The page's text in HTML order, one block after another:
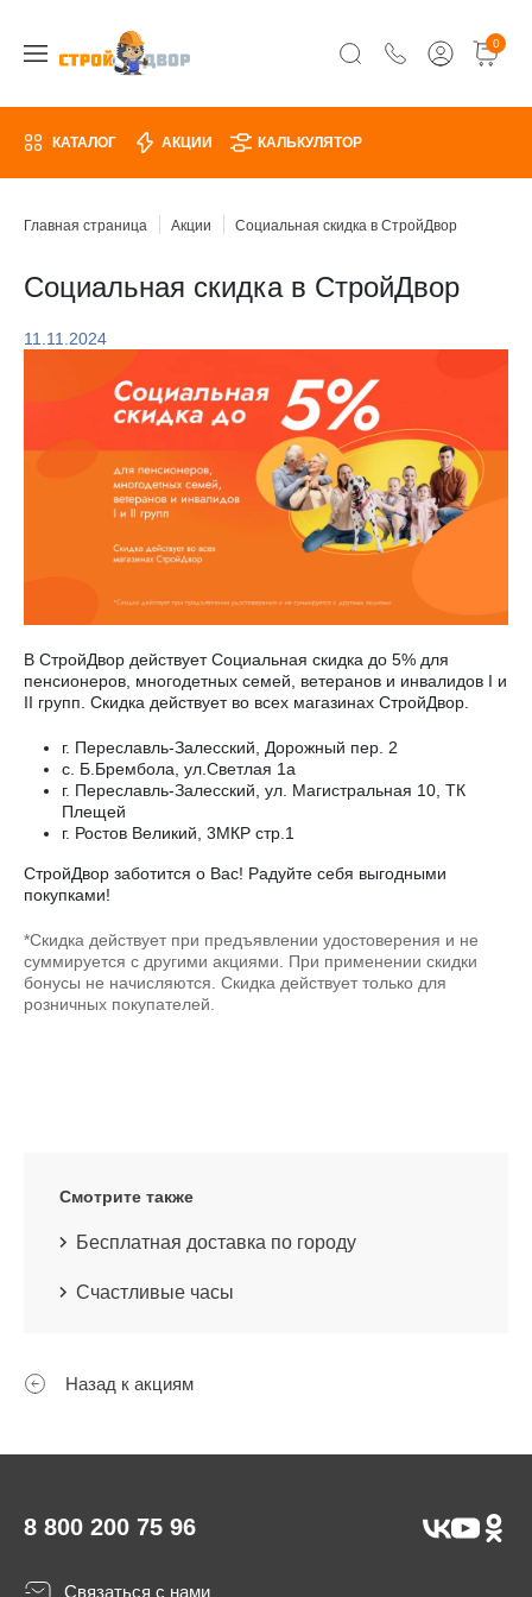
0
КАТАЛОГ АКЦИИ КАЛЬКУЛЯТОР
Главная страница Акции Социальная скидка в СтройДвор
Социальная скидка в СтройДвор
11.11.2024
В СтройДвор действует Социальная скидка до 5% для
пенсионеров, многодетных семей, ветеранов и инвалидов I и
II групп. Скидка действует во всех магазинах СтройДвор.
г. Переславль-Залесский, Дорожный пер. 2
с. Б.Брембола, ул.Светлая 1а
г. Переславль-Залесский, ул. Магистральная 10, ТК
Плещей
г. Ростов Великий, 3МКР стр.1
СтройДвор заботится о Вас! Радуйте себя выгодными
покупками!
*Скидка действует при предъявлении удостоверения и не
суммируется с другими акциями. При применении скидки
бонусы не начисляются. Скидка действует только для
розничных покупателей.
Смотрите также
Бесплатная доставка по городу
Счастливые часы
Назад к акциям
8 800 200 75 96
Связаться с нами